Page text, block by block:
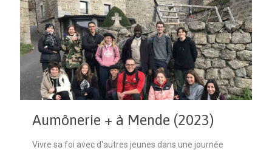
Aumônerie + à Mende (2023)
Vivre sa foi avec d'autres jeunes dans une journée